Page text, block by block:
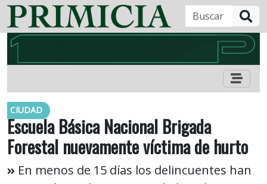
CIUDAD
Escuela Básica Nacional Brigada
Forestal nuevamente víctima de hurto
En menos de 15 días los delincuentes han